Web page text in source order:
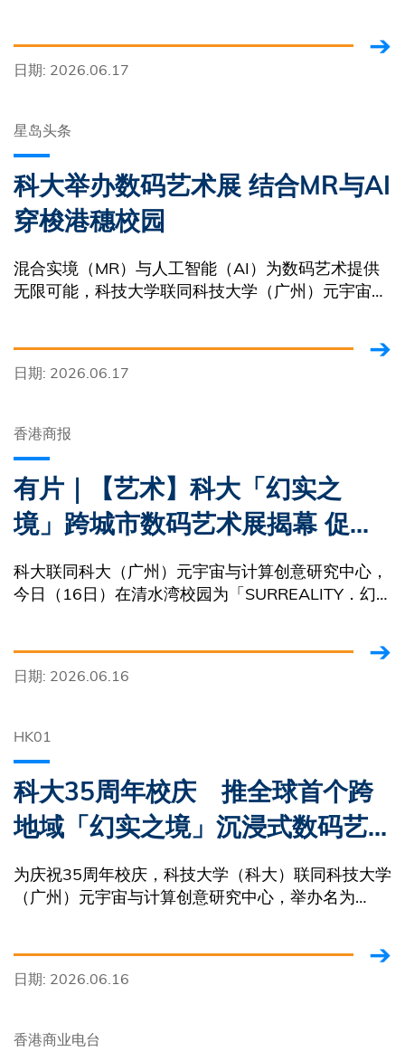
日期: 2026.06.17
星岛头条
科大举办数码艺术展 结合MR与AI
穿梭港穗校园
混合实境（MR）与人工智能（AI）为数码艺术提供
无限可能，科技大学联同科技大学（广州）元宇宙与
日期: 2026.06.17
香港商报
有片｜【艺术】科大「幻实之
境」跨城市数码艺术展揭幕 促进
国际文化交流
科大联同科大（广州）元宇宙与计算创意研究中心，
今日（16日）在清水湾校园为「SURREALITY．幻
日期: 2026.06.16
HK01
科大35周年校庆 推全球首个跨
地域「幻实之境」沉浸式数码艺
术展
为庆祝35周年校庆，科技大学（科大）联同科技大学
（广州）元宇宙与计算创意研究中心，举办名为
日期: 2026.06.16
香港商业电台